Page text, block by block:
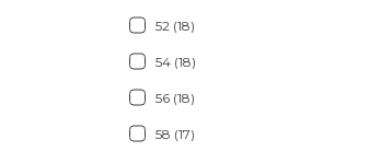
52 (18)
54 (18)
56 (18)
58 (17)